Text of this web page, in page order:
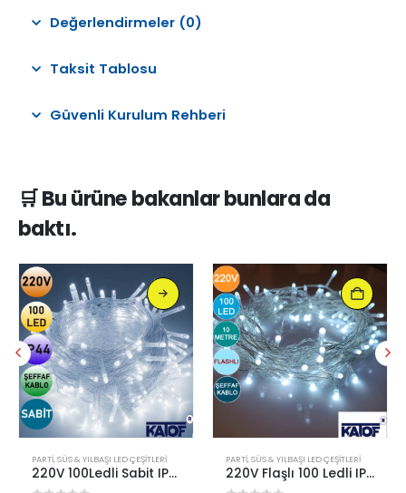
Değerlendirmeler (0)
Taksit Tablosu
Güvenli Kurulum Rehberi
🛒 Bu ürüne bakanlar bunlara da
baktı.
Bu ürünün birden fazla varyasyonu var. Seçenekler ürün sayfasından seçilebilir
PARTI, SÜS & YILBAŞI LED ÇEŞITLERI
220V 100Ledli Sabit IP44 10mt. Şeffaf Kablolu Dekoratif İp Led
PARTI, SÜS & YILBAŞI LED ÇEŞITLERI
220V Flaşlı 100 Ledli IP44 İp Led Yılbaşı Ağacı Ledi 10 Metre